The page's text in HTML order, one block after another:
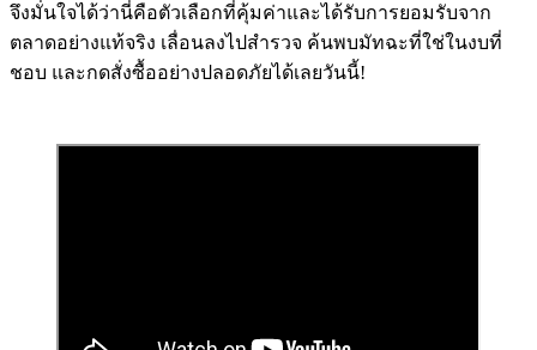
จึงมั่นใจได้ว่านี่คือตัวเลือกที่คุ้มค่าและได้รับการยอมรับจาก
ตลาดอย่างแท้จริง เลื่อนลงไปสำรวจ ค้นพบมัทฉะที่ใช่ในงบที่
ชอบ และกดสั่งซื้ออย่างปลอดภัยได้เลยวันนี้!